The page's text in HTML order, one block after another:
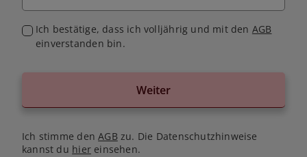
Ich bestätige, dass ich volljährig und mit den AGB
einverstanden bin.
Weiter
Ich stimme denAGB zu. Die Datenschutzhinweise
kannst du hiereinsehen.